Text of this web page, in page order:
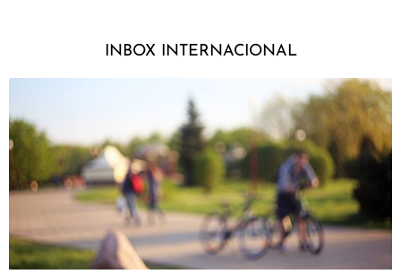
INBOX INTERNACIONAL